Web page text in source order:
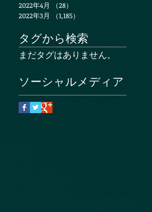
2022年4月
（28）
2022年3月
（1,185）
タグから検索
まだタグはありません。
ソーシャルメディア